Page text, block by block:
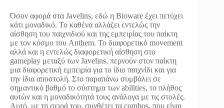
Όσον αφορά στα Javelins, εδώ η Bioware έχει πετύχει
κάτι μοναδικό. Το καθένα αλλάζει εντελώς την
αίσθηση του παιχνιδιού και της εμπειρίας του παίκτη
με τον κόσμο του Anthem. Το διαφορετικό movement
αλλά και η εντελώς διαφορετική αίσθηση στο
gameplay μεταξύ των Javelins, περνούν στον παίκτη
μια διαφορετική εμπειρία για το ίδιο παιχνίδι και για
την ίδια αποστολή. Στο παραπάνω συμβάλει σε
σημαντικό βαθμό το σύστημα των abilities, το πλήθος
αυτών και η μοναδικότητά τους ανάλογα με τις στολές.
Αυτό, με τη σειρά του, συνθέτει τα combos, που είναι